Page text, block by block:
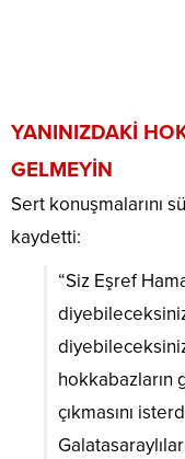
YANINIZDAKİ
GELMEYİN
Sert konuşmalarını
kaydetti:
“Siz Eşref
diyebileceksiniz
hokkabazların
çıkmasını